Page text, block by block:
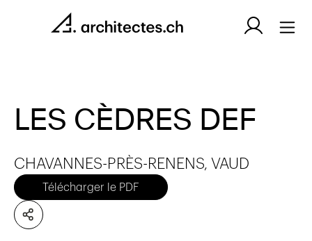
LES CÈDRES DEF
CHAVANNES-PRÈS-RENENS, VAUD
Télécharger le PDF